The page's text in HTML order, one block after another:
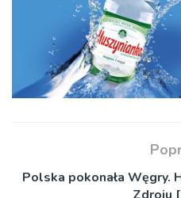
Polska pokonała Węgry.